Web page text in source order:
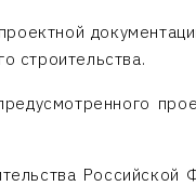
строительства.
Российской